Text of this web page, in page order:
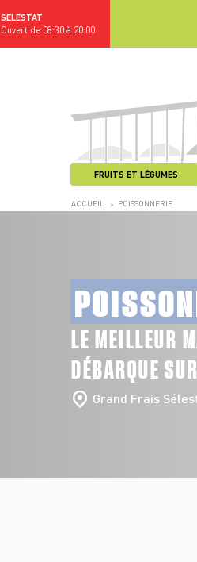
SÉLESTAT
Ouvert de 08:30 à 20:00
FRUITS ET LÉGUMES
ACCUEIL > POISSONNERIE
LE MEILLEUR
DÉBARQUE
Grand Frais